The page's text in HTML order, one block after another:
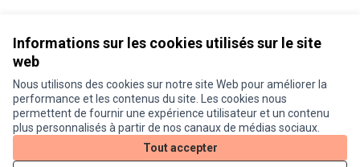
Informations sur les cookies utilisés sur le site
web
Nous utilisons des cookies sur notre site Web pour améliorer la
performance et les contenus du site. Les cookies nous
permettent de fournir une expérience utilisateur et un contenu
plus personnalisés à partir de nos canaux de médias sociaux.
Tout accepter
Conditions d'utilisation
Paramètres des cookies
Je participe ! sur X
(Lien externe)
Je participe ! sur Facebook
Je participe ! sur Instagram